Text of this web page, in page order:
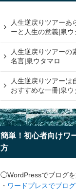
人生逆戻りツアーあ
ーと人生の意義|泉ウ
人生逆戻りツアーの
名言|泉ウタマロ
人生逆戻りツアーは
おすすめな一冊|泉ウ
簡単！初心者向けワ
方
◯WordPressでブログ
・ ワードプレスでブロ